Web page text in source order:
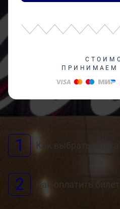
ПРИНИМАЕМ
1 Как выбрать места?
2 Как оплатить